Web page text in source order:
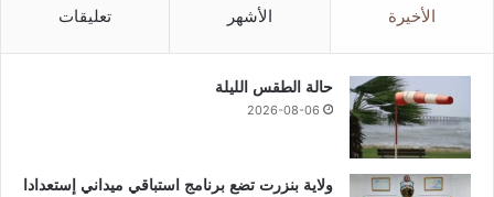
الأخيرة الأشهر تعليقات
حالة الطقس الليلة
2026-08-06
ولاية بنزرت تضع برنامج استباقي ميداني إستعدادا